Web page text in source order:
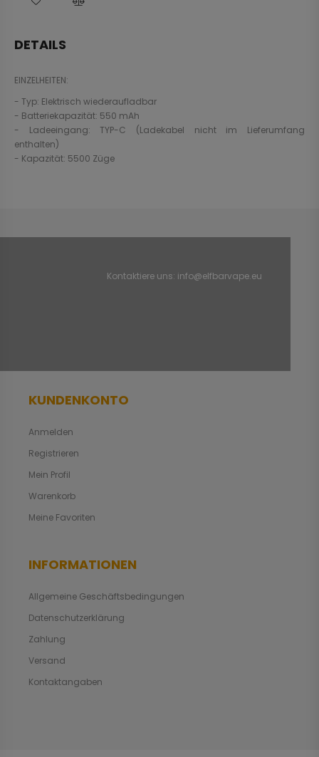
DETAILS
EINZELHEITEN:
- Typ: Elektrisch wiederaufladbar
- Batteriekapazität: 550 mAh
- Ladeeingang: TYP-C (Ladekabel nicht im Lieferumfang
enthalten)
- Kapazität: 5500 Züge
Kontaktiere uns: info@elfbarvape.eu
KUNDENKONTO
Anmelden
Registrieren
Mein Profil
Warenkorb
Meine Favoriten
INFORMATIONEN
Allgemeine Geschäftsbedingungen
Datenschutzerklärung
Zahlung
Versand
Kontaktangaben